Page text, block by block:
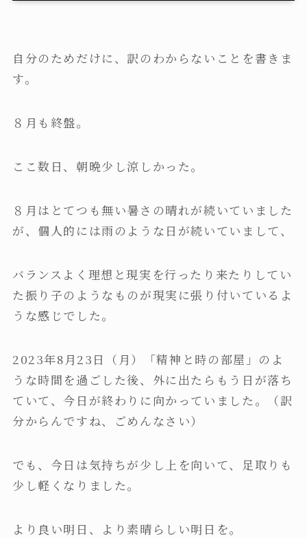
自分のためだけに、訳のわからないことを書きま
す。
８月も終盤。
ここ数日、朝晩少し涼しかった。
８月はとてつも無い暑さの晴れが続いていました
が、個人的には雨のような日が続いていまして、
バランスよく理想と現実を行ったり来たりしてい
た振り子のようなものが現実に張り付いているよ
うな感じでした。
2023年8月23日（月）「精神と時の部屋」のよ
うな時間を過ごした後、外に出たらもう日が落ち
ていて、今日が終わりに向かっていました。（訳
分からんですね、ごめんなさい）
でも、今日は気持ちが少し上を向いて、足取りも
少し軽くなりました。
より良い明日、より素晴らしい明日を。